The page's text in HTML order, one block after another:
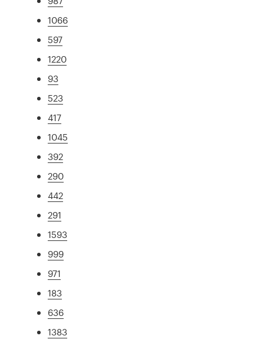
1066
597
1220
93
523
417
1045
392
290
442
291
1593
999
971
183
636
1383